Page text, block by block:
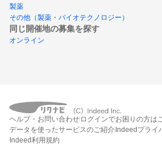
製薬
その他（製薬・バイオテクノロジー）
同じ開催地の募集を探す
オンライン
締切：なし
ヘルプ・お問い合わせ ログインでお困りの方は
データを使ったサービスのご紹介 Indeedプライ
Indeed利用規約